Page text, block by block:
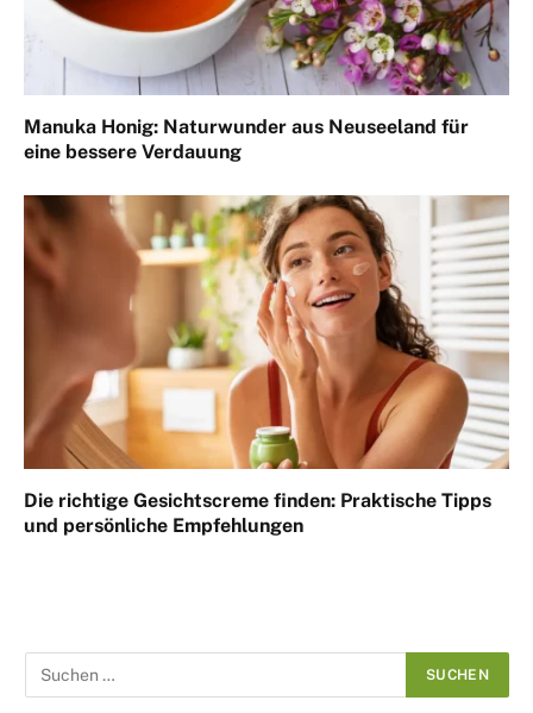
Manuka Honig: Naturwunder aus Neuseeland für
eine bessere Verdauung
Die richtige Gesichtscreme finden: Praktische Tipps
und persönliche Empfehlungen